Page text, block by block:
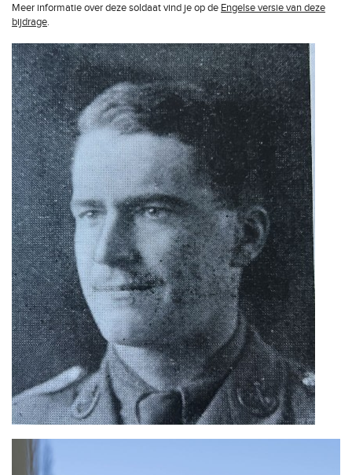
Meer informatie over deze soldaat vind je op de Engelse versie van deze
bijdrage.